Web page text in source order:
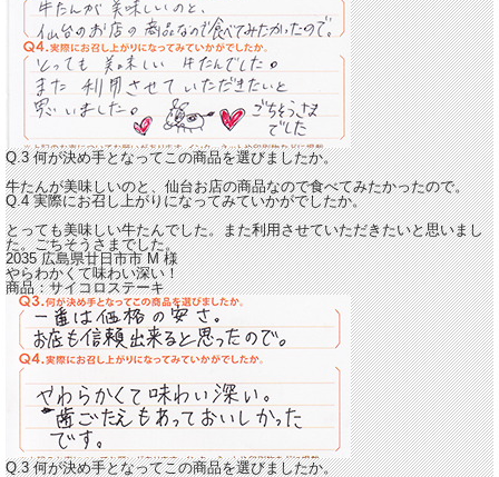
Q.3 何が決め手となってこの商品を選びましたか。
牛たんが美味しいのと、仙台お店の商品なので食べてみたかったので。
Q.4 実際にお召し上がりになってみていかがでしたか。
とっても美味しい牛たんでした。また利用させていただきたいと思いまし
た。ごちそうさまでした。
2035 広島県廿日市市M様
やらわかくて味わい深い！
商品：サイコロステーキ
Q.3 何が決め手となってこの商品を選びましたか。